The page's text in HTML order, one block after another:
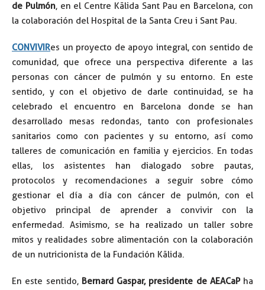
de Pulmón, en el Centre Kālida Sant Pau en Barcelona, con
la colaboración del Hospital de la Santa Creu i Sant Pau.
CONVIVIRes un proyecto de apoyo integral, con sentido de
comunidad, que ofrece una perspectiva diferente a las
personas con cáncer de pulmón y su entorno. En este
sentido, y con el objetivo de darle continuidad, se ha
celebrado el encuentro en Barcelona donde se han
desarrollado mesas redondas, tanto con profesionales
sanitarios como con pacientes y su entorno, así como
talleres de comunicación en familia y ejercicios. En todas
ellas, los asistentes han dialogado sobre pautas,
protocolos y recomendaciones a seguir sobre cómo
gestionar el día a día con cáncer de pulmón, con el
objetivo principal de aprender a convivir con la
enfermedad. Asimismo, se ha realizado un taller sobre
mitos y realidades sobre alimentación con la colaboración
de un nutricionista de la Fundación Kālida.
En este sentido, Bernard Gaspar, presidente de AEACaPha